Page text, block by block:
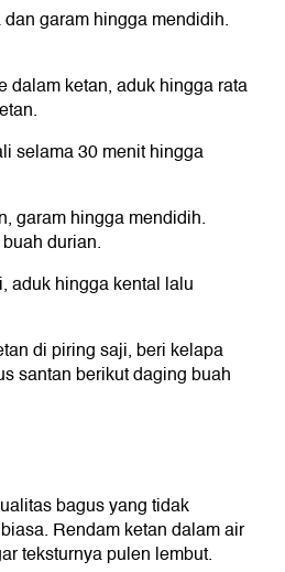
garam hingga mendidih.
dalam ketan, aduk hingga rata
selama 30 menit hingga
garam hingga mendidih.
durian.
aduk hingga kental lalu
di piring saji, beri kelapa
santan berikut daging buah
bagus yang tidak
Rendam ketan dalam air
teksturnya pulen lembut.